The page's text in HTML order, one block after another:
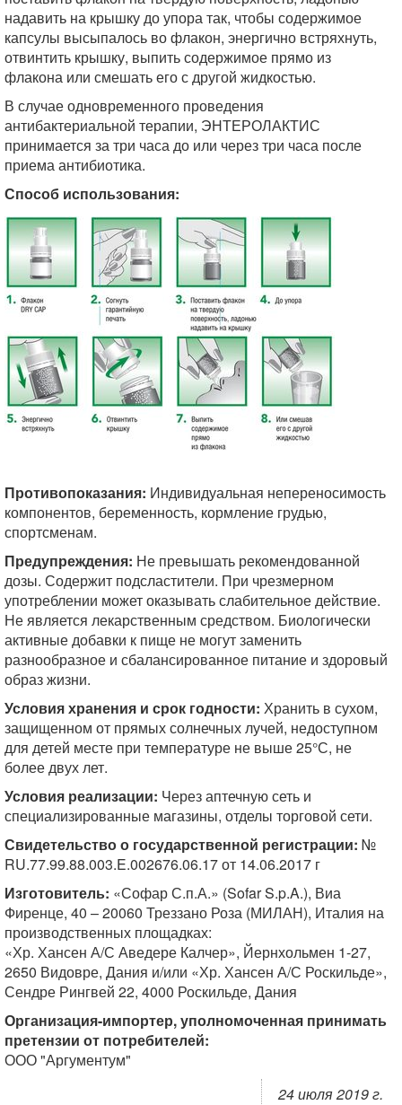
надавить на крышку до упора так, чтобы содержимое
капсулы высыпалось во флакон, энергично встряхнуть,
отвинтить крышку, выпить содержимое прямо из
флакона или смешать его с другой жидкостью.
В случае одновременного проведения
антибактериальной терапии, ЭНТЕРОЛАКТИС
принимается за три часа до или через три часа после
приема антибиотика.
Способ использования:
Противопоказания: Индивидуальная непереносимость
компонентов, беременность, кормление грудью,
спортсменам.
Предупреждения: Не превышать рекомендованной
дозы. Содержит подсластители. При чрезмерном
употреблении может оказывать слабительное действие.
Не является лекарственным средством. Биологически
активные добавки к пище не могут заменить
разнообразное и сбалансированное питание и здоровый
образ жизни.
Условия хранения и срок годности: Хранить в сухом,
защищенном от прямых солнечных лучей, недоступном
для детей месте при температуре не выше 25°С, не
более двух лет.
Условия реализации: Через аптечную сеть и
специализированные магазины, отделы торговой сети.
Свидетельство о государственной регистрации: №
RU.77.99.88.003.E.002676.06.17 от 14.06.2017 г
Изготовитель: «Софар С.п.А.» (Sofar S.p.A.), Виа
Фиренце, 40 – 20060 Треззано Роза (МИЛАН), Италия на
производственных площадках:
«Хр. Хансен А/С Аведере Калчер», Йернхольмен 1-27,
2650 Видовре, Дания и/или «Хр. Хансен А/С Роскильде»,
Сендре Рингвей 22, 4000 Роскильде, Дания
Организация-импортер, уполномоченная принимать
претензии от потребителей:
ООО "Аргументум"
24 июля 2019 г.